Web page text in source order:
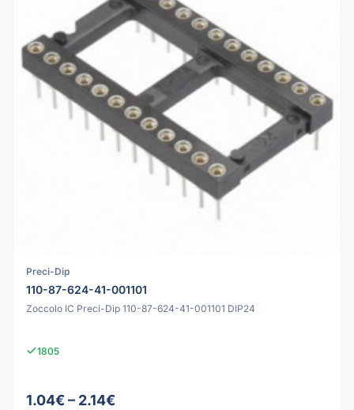
Preci-Dip
110-87-624-41-001101
Zoccolo IC Preci-Dip 110-87-624-41-001101 DIP24
1805
1.04€ – 2.14€